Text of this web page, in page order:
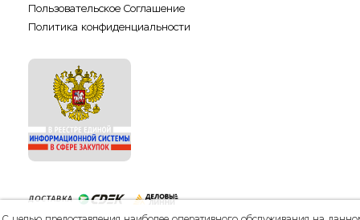
Пользовательское Соглашение
Политика конфиденциальности